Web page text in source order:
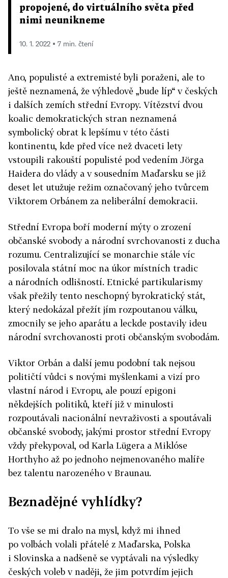
propojené, do virtuálního světa před
nimi neunikneme
10. 1. 2022 ▪ 7 min. čtení
Ano, populisté a extremisté byli poraženi, ale to
ještě neznamená, že výhledově „bude líp“ v českých
i dalších zemích střední Evropy. Vítězství dvou
koalic demokratických stran neznamená
symbolický obrat k lepšímu v této části
kontinentu, kde před více než dvaceti lety
vstoupili rakouští populisté pod vedením Jörga
Haidera do vlády a v sousedním Maďarsku se již
deset let utužuje režim označovaný jeho tvůrcem
Viktorem Orbánem za neliberální demokracii.
Střední Evropa boří moderní mýty o zrození
občanské svobody a národní svrchovanosti z ducha
rozumu. Centralizující se monarchie stále víc
posilovala státní moc na úkor místních tradic
a národních odlišností. Etnické partikularismy
však přežily tento neschopný byrokratický stát,
který nedokázal přežít jím rozpoutanou válku,
zmocnily se jeho aparátu a leckde postavily ideu
národní svrchovanosti proti občanským svobodám.
Viktor Orbán a další jemu podobní tak nejsou
političtí vůdci s novými myšlenkami a vizí pro
vlastní národ i Evropu, ale pouzí epigoni
někdejších politiků, kteří již v minulosti
rozpoutávali nacionální nevraživosti a spoutávali
občanské svobody, jakými prostor střední Evropy
vždy překypoval, od Karla Lügera a Miklóse
Horthyho až po jednoho nejmenovaného malíře
bez talentu narozeného v Braunau.
Beznadějné vyhlídky?
To vše se mi dralo na mysl, když mi ihned
po volbách volali přátelé z Maďarska, Polska
i Slovinska a nadšeně se vyptávali na výsledky
českých voleb v naději, že jim potvrdím jejich